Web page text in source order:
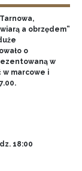
a obrzędem”
o
w
w marcowe i
18:00